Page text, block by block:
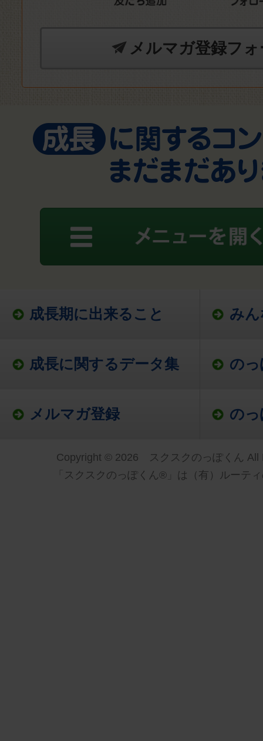
メルマガ登録フ
成長期に出来ること み
成長に関するデータ集 の
メルマガ登録 の
Copyright © 2026 スクスクのっぽくん All
「スクスクのっぽくん®」は（有）ルーテ